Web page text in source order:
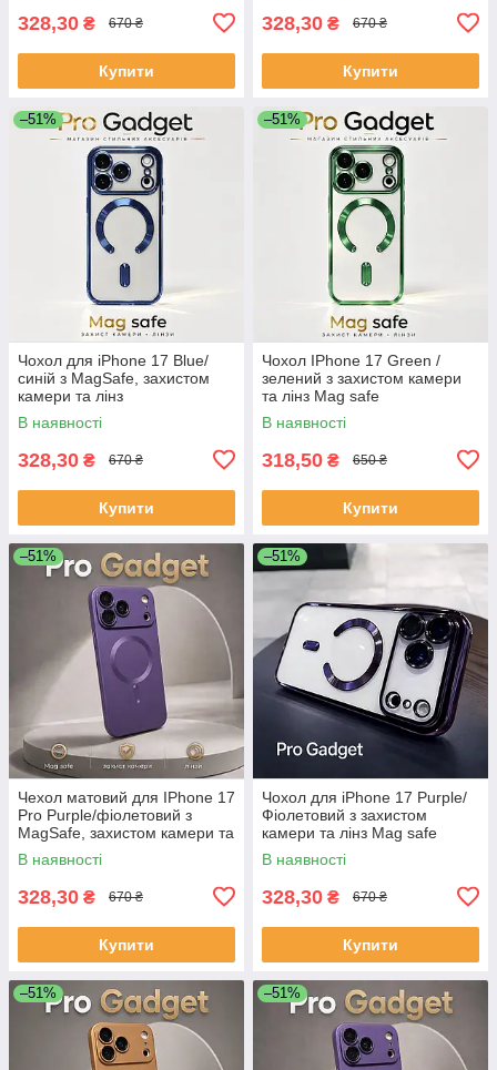
328,30 ₴ 670 ₴
Купити
328,30 ₴ 670 ₴
Купити
–51%
Чохол для iPhone 17 Blue/
синій з MagSafe, захистом
камери та лінз
В наявності
328,30 ₴ 670 ₴
Купити
–51%
Чохол IPhone 17 Green /
зелений з захистом камери
та лінз Mag safe
В наявності
318,50 ₴ 650 ₴
Купити
–51%
Чехол матовий для IPhone 17
Pro Purple/фіолетовий з
MagSafe, захистом камери та
лінз
В наявності
328,30 ₴ 670 ₴
Купити
–51%
Чохол для iPhone 17 Purple/
Фіолетовий з захистом
камери та лінз Mag safe
В наявності
328,30 ₴ 670 ₴
Купити
–51% –51%